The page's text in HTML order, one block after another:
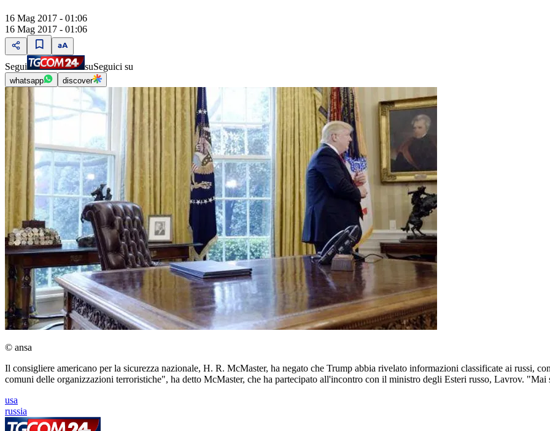
16 Mag 2017 - 01:06
16 Mag 2017 - 01:06
Segui suSeguici su
whatsapp discover
© ansa
Il consigliere americano per la sicurezza nazionale, H. R. McMaster, ha negato che Trump abbia rivelato informazioni classificate ai russi,
comuni delle organizzazioni terroristiche", ha detto McMaster, che ha partecipato all'incontro con il ministro degli Esteri russo, Lavrov.
usa
russia